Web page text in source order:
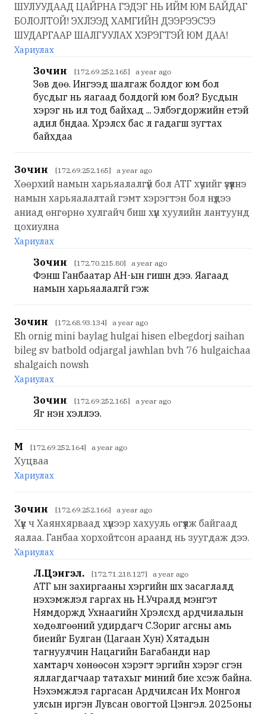
ШУЛУУДААД ЦАЙРНА ГЭДЭГ НЬ ИЙМ ЮМ БАЙДАГ
БОЛОЛТОЙ! ЭХЛЭЭД ХАМГИЙН ДЭЭРЭЭСЭЭ
ШУДАРГААР ШАЛГУУЛАХ ХЭРЭГТЭЙ ЮМ ДАА!
Хариулах
Зочин [172.69.252.165] a year ago
Зөв дөө. Ингээд шалгаж болдог юм бол
бусдыг нь яагаад болдогүй юм бол? Бусдын
хэрэг нь ил тод байхад ... Элбэгдоржийн үетэй
адил бндаа. Хүрэлсүх бас л гадагш зугтах
байхдаа
Зочин [172.69.252.165] a year ago
Хөөрхий намын харьяалалгүй бол АТГ хүчийг үзүүлнэ
намын харьяалалтай гэмт хэрэгтэн бол нүдээ
аниад өнгөрнө хулгайч биш хүн хуулийн лантуунд
цохиулна
Хариулах
Зочин [172.70.215.80] a year ago
Фэншү Ганбаатар АН-ын гишүүн дээ. Яагаад
намын харьяалалгүй гэж
Зочин [172.68.93.134] a year ago
Eh ornig mini baylag hulgai hisen elbegdorj saihan
bileg sv batbold odjargal jawhlan bvh 76 hulgaichaa
shalgaich nowsh
Хариулах
Зочин [172.69.252.165] a year ago
Яг үнэн хэллээ.
М [172.69.252.164] a year ago
Хуцваа
Хариулах
Зочин [172.69.252.166] a year ago
Хүүк ч Хаянхярваад хүнээр хахууль өгүүлж байгаад
яалаа. Ганбаа хорхойтсон араанд нь зуугдаж дээ.
Хариулах
Л.Цэнгэл. [172.71.218.127] a year ago
АТГ ын захиргааны хэргийн шүүх засаглалд
нэхэмжлэл гаргах нь Н.Учралд мэнгэт
Нямдоржд Ухнаагийн Хүрэлсүхд ардчилалын
хөдөлгөөний удирдагч С.Зориг агсны амь
биеийг Булган (Цагаан Хун) Хятадын
тагнуулчин Нацагийн Багабанди нар
хамтарч хөнөөсөн хэрэгт эрүүгийн хэрэг үүсгэн
яллагдагчаар татахыг миний бие хүсэж байна.
Нэхэмжлэл гаргасан Ардчилсан Их Монгол
улсын иргэн Лувсан овогтой Цэнгэл. 2025оны